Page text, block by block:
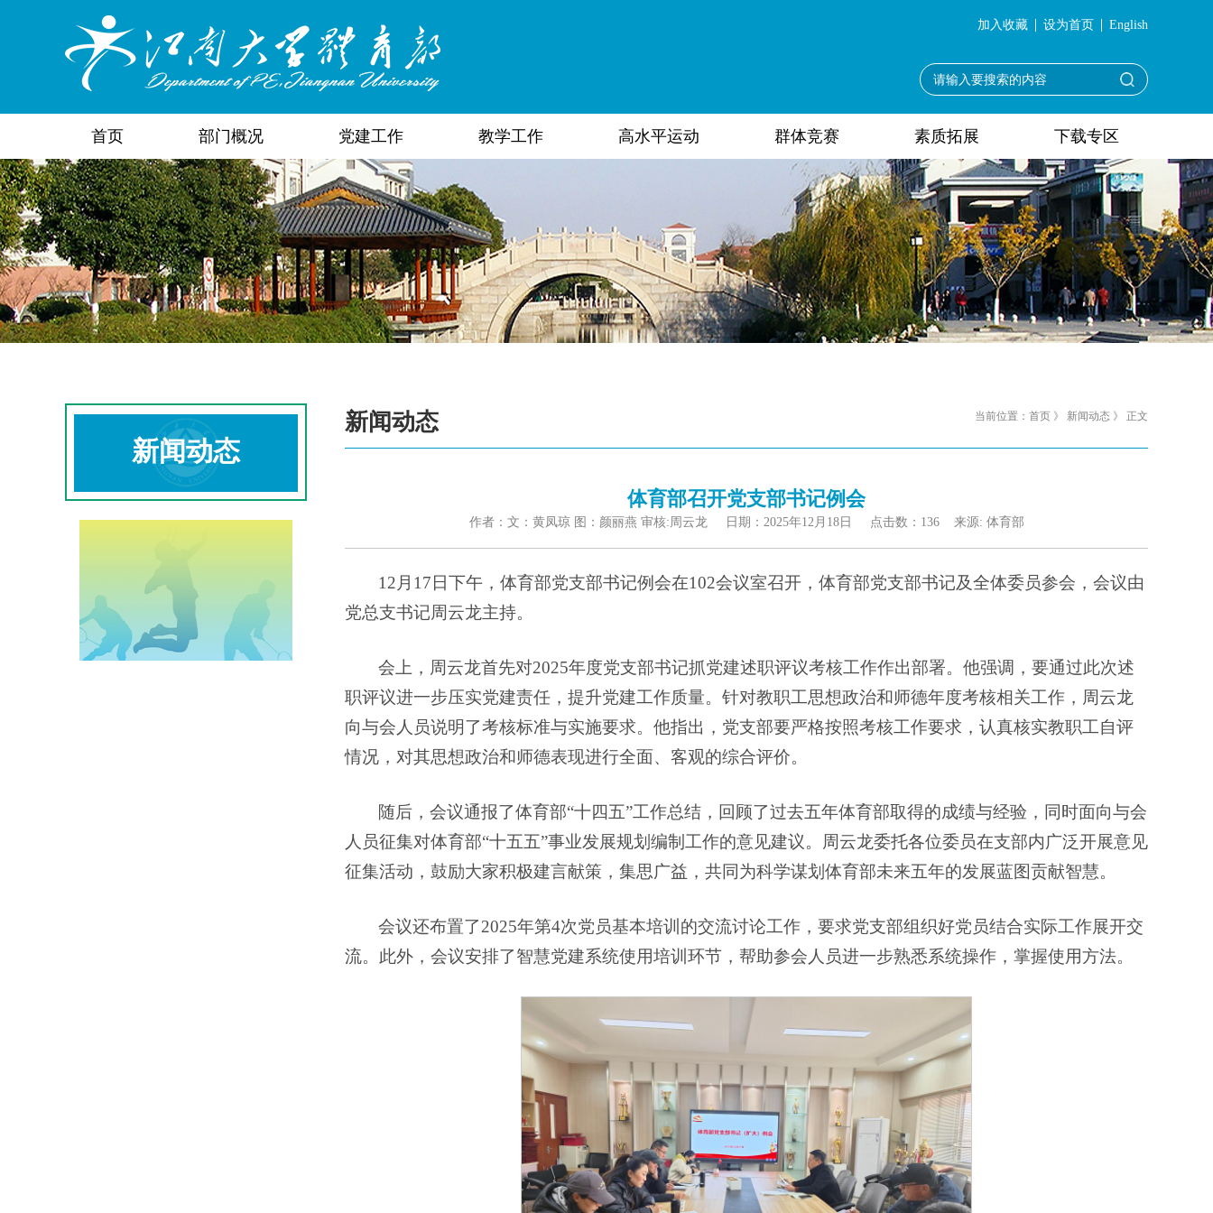
加入收藏 设为首页 English
首页 部门概况 党建工作 教学工作 高水平运动 群体竞赛 素质拓展 下载专区
新闻动态
新闻动态 当前位置： 首页 》 新闻动态 》 正文
体育部召开党支部书记例会
作者：文：黄凤琼 图：颜丽燕 审核:周云龙 日期：2025年12月18日 点击数： 136来源: 体育部
12月17日下午，体育部党支部书记例会在102会议室召开，体育部党支部书记及全体委员参会，会议由
党总支书记周云龙主持。
会上，周云龙首先对2025年度党支部书记抓党建述职评议考核工作作出部署。他强调，要通过此次述
职评议进一步压实党建责任，提升党建工作质量。针对教职工思想政治和师德年度考核相关工作，周云龙
向与会人员说明了考核标准与实施要求。他指出，党支部要严格按照考核工作要求，认真核实教职工自评
情况，对其思想政治和师德表现进行全面、客观的综合评价。
随后，会议通报了体育部“十四五”工作总结，回顾了过去五年体育部取得的成绩与经验，同时面向与会
人员征集对体育部“十五五”事业发展规划编制工作的意见建议。周云龙委托各位委员在支部内广泛开展意见
征集活动，鼓励大家积极建言献策，集思广益，共同为科学谋划体育部未来五年的发展蓝图贡献智慧。
会议还布置了2025年第4次党员基本培训的交流讨论工作，要求党支部组织好党员结合实际工作展开交
流。此外，会议安排了智慧党建系统使用培训环节，帮助参会人员进一步熟悉系统操作，掌握使用方法。